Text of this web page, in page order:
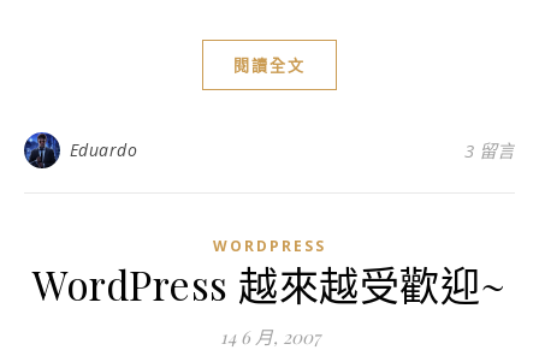
閱讀全文
Eduardo 3 留言
WORDPRESS
WordPress 越來越受歡迎~
14 6 月, 2007